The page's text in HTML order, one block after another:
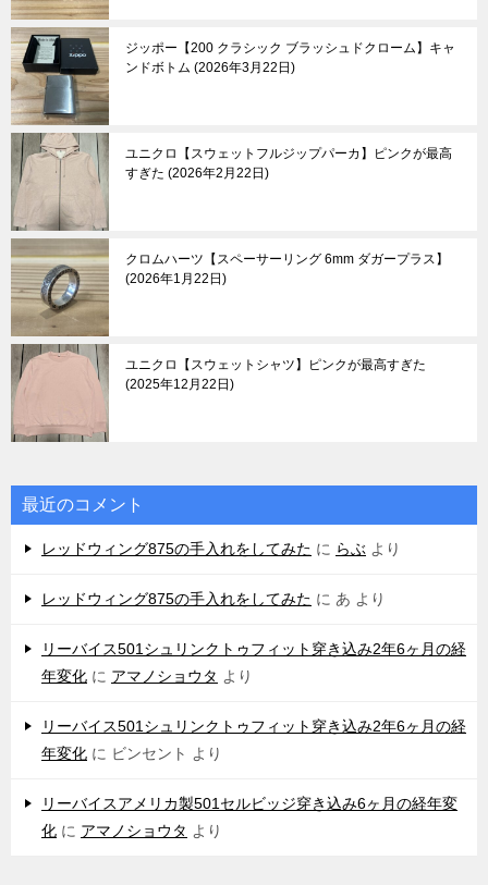
ジッポー【200 クラシック ブラッシュドクローム】キャ
ンドボトム 2026年3月22日
ユニクロ【スウェットフルジップパーカ】ピンクが最高
すぎた 2026年2月22日
クロムハーツ【スペーサーリング 6mm ダガープラス】
2026年1月22日
ユニクロ【スウェットシャツ】ピンクが最高すぎた
2025年12月22日
最近のコメント
レッドウィング875の手入れをしてみた に らぶ より
レッドウィング875の手入れをしてみた に あ より
リーバイス501シュリンクトゥフィット穿き込み2年6ヶ月の経
年変化 に アマノショウタ より
リーバイス501シュリンクトゥフィット穿き込み2年6ヶ月の経
年変化 に ビンセント より
リーバイスアメリカ製501セルビッジ穿き込み6ヶ月の経年変
化 に アマノショウタ より